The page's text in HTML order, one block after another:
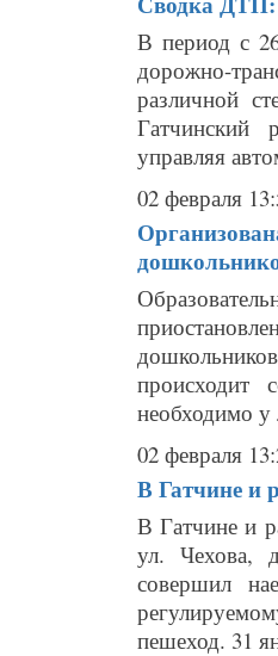
В период с
дорожно-
различной
Гатчинский
управляя
02 февраля
происходит
необходимо у
02 февраля
В Гатчине и
В Гатчине и
ул. Чехова,
совершил
пешеход. 31